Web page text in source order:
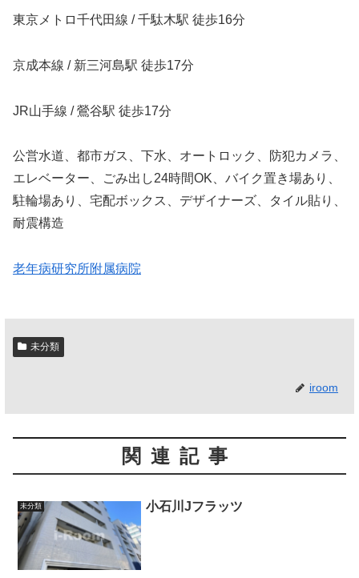
東京メトロ千代田線 / 千駄木駅 徒歩16分
京成本線 / 新三河島駅 徒歩17分
JR山手線 / 鶯谷駅 徒歩17分
公営水道、都市ガス、下水、オートロック、防犯カメラ、
エレベーター、ごみ出し24時間OK、バイク置き場あり、
駐輪場あり、宅配ボックス、デザイナーズ、タイル貼り、
耐震構造
老年病研究所附属病院
未分類
iroom
関連記事
未分類 小石川Jフラッツ